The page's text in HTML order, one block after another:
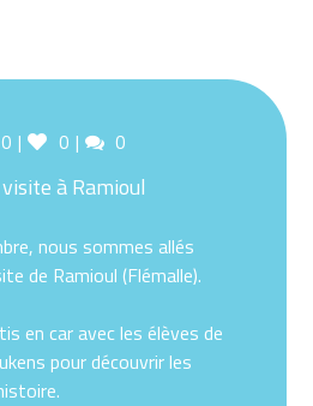
Likes
0 Comments
0
à Ramioul
nous sommes allés
de Ramioul (Flémalle).
en car avec les élèves de
pour découvrir les